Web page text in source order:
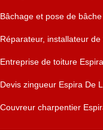
Bâchage et pose de
Réparateur, installateur
Entreprise de toiture
Devis zingueur Espira De
Couvreur charpentier